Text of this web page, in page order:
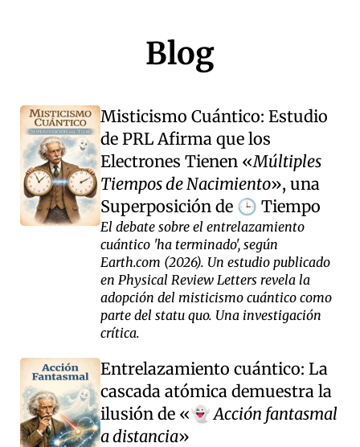
Blog
Misticismo Cuántico: Estudio
de PRL Afirma que los
Electrones Tienen
Múltiples
Tiempos de Nacimiento , una
Superposición de 🕒 Tiempo
El debate sobre el entrelazamiento
cuántico 'ha terminado', según
Earth.com (2026). Un estudio publicado
en Physical Review Letters revela la
adopción del misticismo cuántico como
parte del statu quo. Una investigación
crítica.
Entrelazamiento cuántico: La
cascada atómica demuestra la
ilusión de
👻Acción fantasmal
a distancia